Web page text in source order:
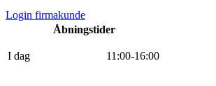
Login firmakunde
Åbningstider
I dag 11 :00-16:00